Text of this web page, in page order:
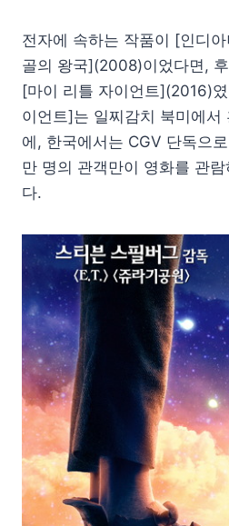
전자에 속하는 작품이 [인디
골의 왕국](2008)이었다면,
[마이 리틀 자이언트](2016)
이언트]는 일찌감치 북미에서
에, 한국에서는 CGV 단독으
만 명의 관객만이 영화를 관
다.